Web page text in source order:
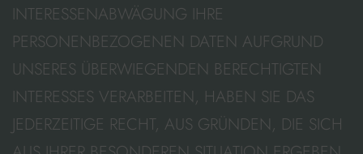
INTERESSENABWÄGUNG IHRE
PERSONENBEZOGENEN DATEN AUFGRUND
UNSERES ÜBERWIEGENDEN BERECHTIGTEN
INTERESSES VERARBEITEN, HABEN SIE DAS
JEDERZEITIGE RECHT, AUS GRÜNDEN, DIE SICH